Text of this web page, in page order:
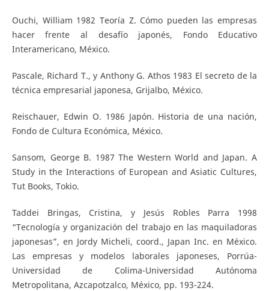
Ouchi, William 1982 Teoría Z. Cómo pueden las empresas
hacer frente al desafío japonés, Fondo Educativo
Interamericano, México.
Pascale, Richard T., y Anthony G. Athos 1983 El secreto de la
técnica empresarial japonesa, Grijalbo, México.
Reischauer, Edwin O. 1986 Japón. Historia de una nación,
Fondo de Cultura Económica, México.
Sansom, George B. 1987 The Western World and Japan. A
Study in the Interactions of European and Asiatic Cultures,
Tut Books, Tokio.
Taddei Bringas, Cristina, y Jesús Robles Parra 1998
“Tecnología y organización del trabajo en las maquiladoras
japonesas”, en Jordy Micheli, coord., Japan Inc. en México.
Las empresas y modelos laborales japoneses, Porrúa-
Universidad de Colima-Universidad Autónoma
Metropolitana, Azcapotzalco, México, pp. 193-224.